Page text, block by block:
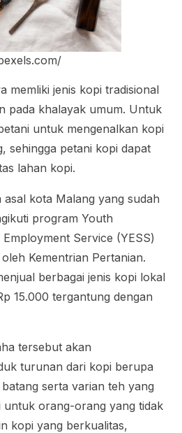
memliki jenis kopi tradisional
pada khalayak umum. Untuk
untuk mengenalkan kopi
sehingga petani kopi dapat
lahan kopi.
asal kota Malang yang sudah
program Youth
Service (YESS)
Kementrian Pertanian.
berbagai jenis kopi lokal
15.000 tergantung dengan
tersebut akan
turunan dari kopi berupa
serta varian teh yang
orang-orang yang tidak
kopi yang berkualitas,